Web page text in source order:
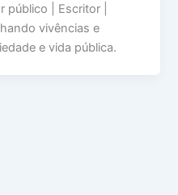
público | Escritor |
vivências e
e vida pública.